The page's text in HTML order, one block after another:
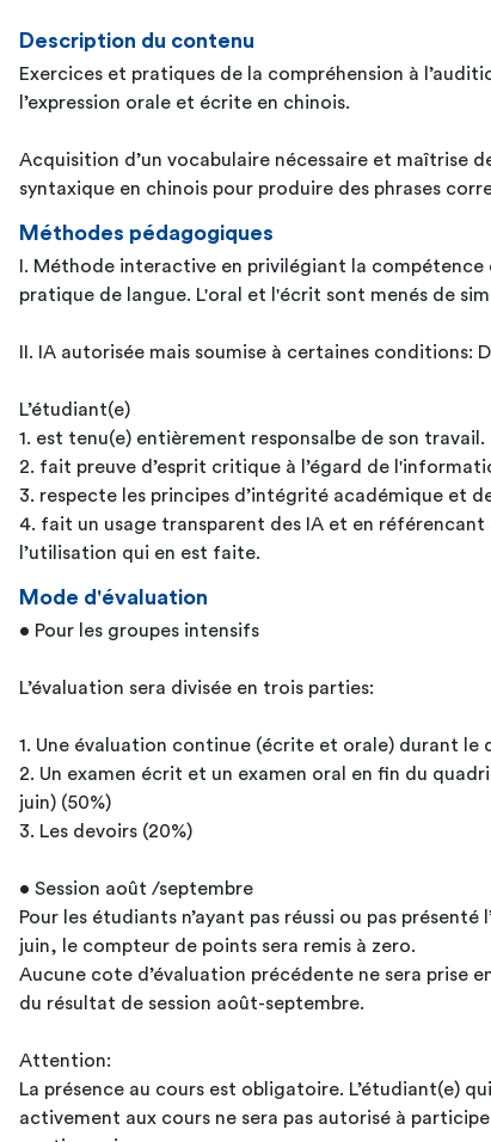
Description du contenu
Exercices et pratiques de la compréhension à
l’expression orale et écrite en chinois.
Acquisition d’un vocabulaire nécessaire et maîtrise
syntaxique en chinois pour produire des phrases
Méthodes pédagogiques
I. Méthode interactive en privilégiant la
pratique de langue. L'oral et l'écrit sont menés de
II. IA autorisée mais soumise à certaines conditions:
L’étudiant(e)
1. est tenu(e) entièrement responsalbe de son travail.
2. fait preuve d’esprit critique à l’égard de
3. respecte les principes d’intégrité académique et
4. fait un usage transparent des IA et en
l’utilisation qui en est faite.
Mode d'évaluation
• Pour les groupes intensifs
L’évaluation sera divisée en trois parties:
1. Une évaluation continue (écrite et orale) durant le
2. Un examen écrit et un examen oral en fin du
juin) (50%)
3. Les devoirs (20%)
• Session août /septembre
Pour les étudiants n’ayant pas réussi ou pas présenté
juin, le compteur de points sera remis à zero.
Aucune cote d’évaluation précédente ne sera prise
du résultat de session août-septembre.
Attention:
La présence au cours est obligatoire. L’étudiant(e)
activement aux cours ne sera pas autorisé à